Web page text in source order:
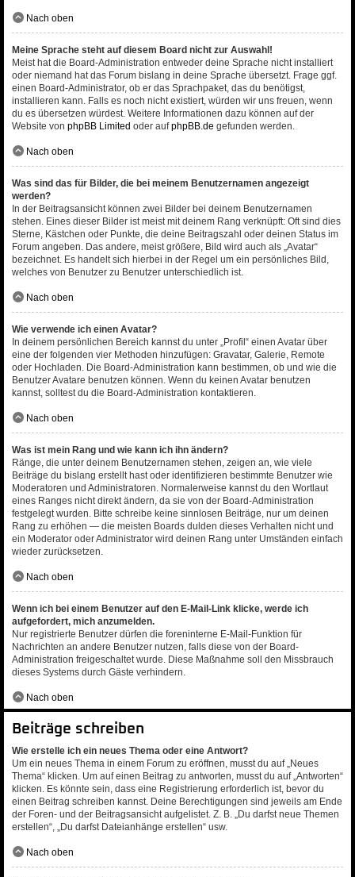
Nach oben
Meine Sprache steht auf diesem Board nicht zur Auswahl!
Meist hat die Board-Administration entweder deine Sprache nicht installiert
oder niemand hat das Forum bislang in deine Sprache übersetzt. Frage ggf.
einen Board-Administrator, ob er das Sprachpaket, das du benötigst,
installieren kann. Falls es noch nicht existiert, würden wir uns freuen, wenn
du es übersetzen würdest. Weitere Informationen dazu können auf der
Website von phpBB Limited oder aufphpBB.de gefunden werden.
Nach oben
Was sind das für Bilder, die bei meinem Benutzernamen angezeigt
werden?
In der Beitragsansicht können zwei Bilder bei deinem Benutzernamen
stehen. Eines dieser Bilder ist meist mit deinem Rang verknüpft: Oft sind dies
Sterne, Kästchen oder Punkte, die deine Beitragszahl oder deinen Status im
Forum angeben. Das andere, meist größere, Bild wird auch als „Avatar“
bezeichnet. Es handelt sich hierbei in der Regel um ein persönliches Bild,
welches von Benutzer zu Benutzer unterschiedlich ist.
Nach oben
Wie verwende ich einen Avatar?
In deinem persönlichen Bereich kannst du unter „Profil“ einen Avatar über
eine der folgenden vier Methoden hinzufügen: Gravatar, Galerie, Remote
oder Hochladen. Die Board-Administration kann bestimmen, ob und wie die
Benutzer Avatare benutzen können. Wenn du keinen Avatar benutzen
kannst, solltest du die Board-Administration kontaktieren.
Nach oben
Was ist mein Rang und wie kann ich ihn ändern?
Ränge, die unter deinem Benutzernamen stehen, zeigen an, wie viele
Beiträge du bislang erstellt hast oder identifizieren bestimmte Benutzer wie
Moderatoren und Administratoren. Normalerweise kannst du den Wortlaut
eines Ranges nicht direkt ändern, da sie von der Board-Administration
festgelegt wurden. Bitte schreibe keine sinnlosen Beiträge, nur um deinen
Rang zu erhöhen — die meisten Boards dulden dieses Verhalten nicht und
ein Moderator oder Administrator wird deinen Rang unter Umständen einfach
wieder zurücksetzen.
Nach oben
Wenn ich bei einem Benutzer auf den E-Mail-Link klicke, werde ich
aufgefordert, mich anzumelden.
Nur registrierte Benutzer dürfen die foreninterne E-Mail-Funktion für
Nachrichten an andere Benutzer nutzen, falls diese von der Board-
Administration freigeschaltet wurde. Diese Maßnahme soll den Missbrauch
dieses Systems durch Gäste verhindern.
Nach oben
Beiträge schreiben
Wie erstelle ich ein neues Thema oder eine Antwort?
Um ein neues Thema in einem Forum zu eröffnen, musst du auf „Neues
Thema“ klicken. Um auf einen Beitrag zu antworten, musst du auf „Antworten“
klicken. Es könnte sein, dass eine Registrierung erforderlich ist, bevor du
einen Beitrag schreiben kannst. Deine Berechtigungen sind jeweils am Ende
der Foren- und der Beitragsansicht aufgelistet. Z. B. „Du darfst neue Themen
erstellen“, „Du darfst Dateianhänge erstellen“ usw.
Nach oben